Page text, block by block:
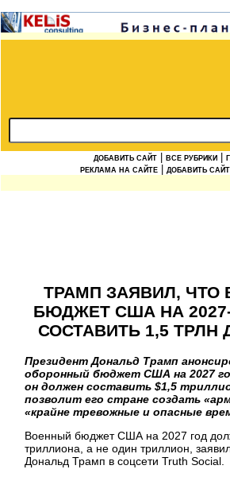
ДОБАВИТЬ САЙТ ВСЕ РУБРИКИ
РЕКЛАМА НА САЙТЕ
ДОБАВИТЬ САЙТ
ТРАМП ЗАЯВИЛ, ЧТО
БЮДЖЕТ США НА
СОСТАВИТЬ 1,5 ТРЛН
Президент Дональд Трамп
оборонный бюджет США на 2027
он должен составить $1,5
позволит его стране создать
«крайне тревожные и опасные
Военный бюджет США на 2027 год
триллиона, а не один триллион,
Дональд Трамп в соцсети Truth Social.